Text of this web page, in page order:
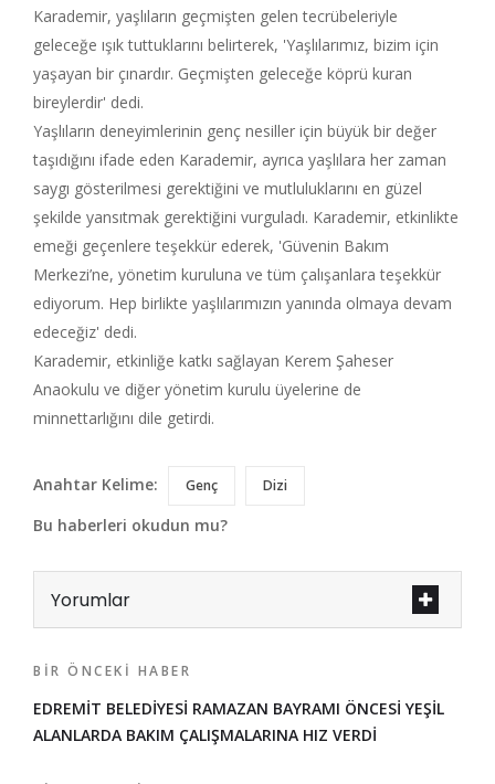
Karademir, yaşlıların geçmişten gelen tecrübeleriyle
geleceğe ışık tuttuklarını belirterek, 'Yaşlılarımız, bizim için
yaşayan bir çınardır. Geçmişten geleceğe köprü kuran
bireylerdir' dedi.
Yaşlıların deneyimlerinin genç nesiller için büyük bir değer
taşıdığını ifade eden Karademir, ayrıca yaşlılara her zaman
saygı gösterilmesi gerektiğini ve mutluluklarını en güzel
şekilde yansıtmak gerektiğini vurguladı. Karademir, etkinlikte
emeği geçenlere teşekkür ederek, 'Güvenin Bakım
Merkezi’ne, yönetim kuruluna ve tüm çalışanlara teşekkür
ediyorum. Hep birlikte yaşlılarımızın yanında olmaya devam
edeceğiz' dedi.
Karademir, etkinliğe katkı sağlayan Kerem Şaheser
Anaokulu ve diğer yönetim kurulu üyelerine de
minnettarlığını dile getirdi.
Anahtar Kelime: Genç Dizi
Bu haberleri okudun mu?
Yorumlar
BIR ÖNCEKI HABER
EDREMİT BELEDİYESİ RAMAZAN BAYRAMI ÖNCESİ YEŞİL
ALANLARDA BAKIM ÇALIŞMALARINA HIZ VERDİ